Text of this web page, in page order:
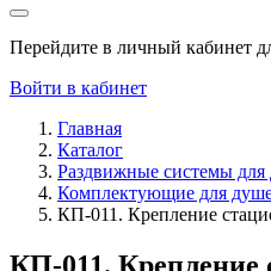
Перейдите в личный кабинет
Войти в кабинет
Главная
Каталог
Раздвижные системы
Комплектующие для
КП-011. Крепление